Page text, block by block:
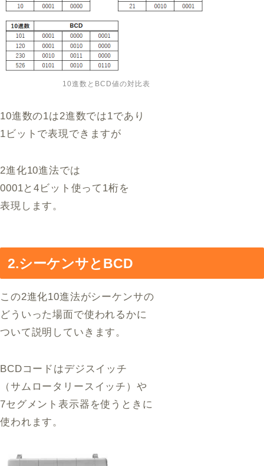
10進数とBCD値の対比表
10進数の1は2進数では1であり
1ビットで表現できますが
2進化10進法では
0001と4ビット使って1桁を
表現します。
2.シーケンサとBCD
この2進化10進法がシーケンサの
どういった場面で使われるかに
ついて説明していきます。
BCDコードはデジスイッチ
（サムロータリースイッチ）や
7セグメント表示器を使うときに
使われます。